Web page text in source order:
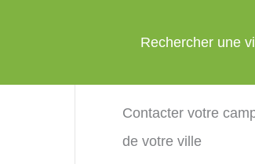
Rechercher une
Contacter votre
de votre ville